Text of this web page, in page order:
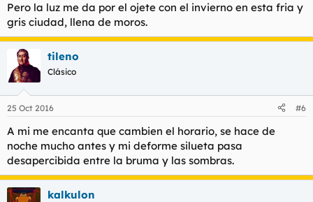
Pero la luz me da por el ojete con el invierno en esta fria y
gris ciudad, llena de moros.
tileno
Clásico
25 Oct 2016 #6
A mi me encanta que cambien el horario, se hace de
noche mucho antes y mi deforme silueta pasa
desapercibida entre la bruma y las sombras.
kalkulon